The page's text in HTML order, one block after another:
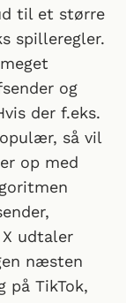
til et større
spilleregler.
og
der f.eks.
så vil
op med
udtaler
næsten
på TikTok,